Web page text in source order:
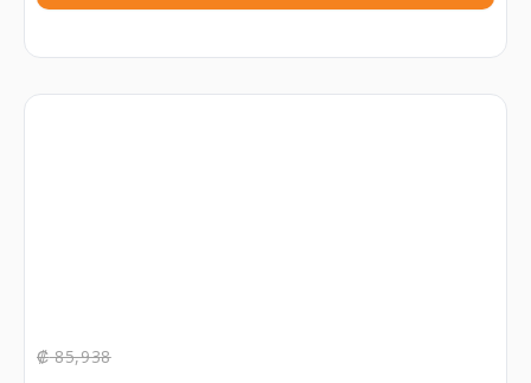
₡85,938